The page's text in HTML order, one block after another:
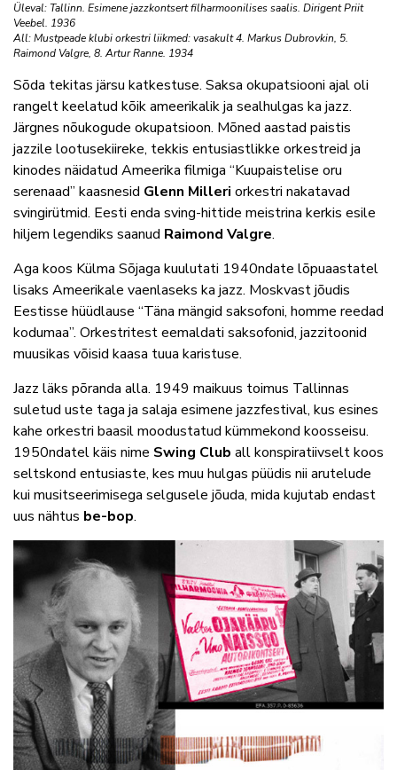
Üleval: Tallinn. Esimene jazzkontsert filharmoonilises saalis. Dirigent Priit
Veebel. 1936
All: Mustpeade klubi orkestri liikmed: vasakult 4. Markus Dubrovkin, 5.
Raimond Valgre, 8. Artur Ranne. 1934
Sõda tekitas järsu katkestuse. Saksa okupatsiooni ajal oli
rangelt keelatud kõik ameerikalik ja sealhulgas ka jazz.
Järgnes nõukogude okupatsioon. Mõned aastad paistis
jazzile lootusekiireke, tekkis entusiastlikke orkestreid ja
kinodes näidatud Ameerika filmiga “Kuupaistelise oru
serenaad” kaasnesid Glenn Milleri orkestri nakatavad
svingirütmid. Eesti enda sving-hittide meistrina kerkis esile
hiljem legendiks saanud Raimond Valgre.
Aga koos Külma Sõjaga kuulutati 1940ndate lõpuaastatel
lisaks Ameerikale vaenlaseks ka jazz. Moskvast jõudis
Eestisse hüüdlause “Täna mängid saksofoni, homme reedad
kodumaa”. Orkestritest eemaldati saksofonid, jazzitoonid
muusikas võisid kaasa tuua karistuse.
Jazz läks põranda alla. 1949 maikuus toimus Tallinnas
suletud uste taga ja salaja esimene jazzfestival, kus esines
kahe orkestri baasil moodustatud kümmekond koosseisu.
1950ndatel käis nime Swing Club all konspiratiivselt koos
seltskond entusiaste, kes muu hulgas püüdis nii arutelude
kui musitseerimisega selgusele jõuda, mida kujutab endast
uus nähtus be-bop.